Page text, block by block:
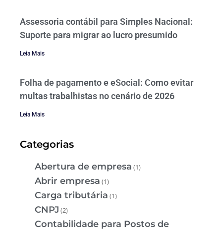
Assessoria contábil para Simples Nacional:
Suporte para migrar ao lucro presumido
Leia Mais
Folha de pagamento e eSocial: Como evitar
multas trabalhistas no cenário de 2026
Leia Mais
Categorias
Abertura de empresa (1)
Abrir empresa (1)
Carga tributária (1)
CNPJ (2)
Contabilidade para Postos de